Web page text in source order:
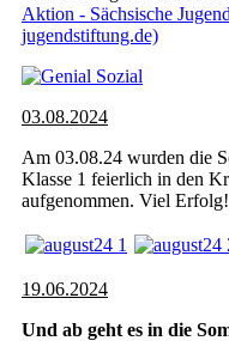
Aktion - Sächsische
jugendstiftung.de)
03.08.2024
Am 03.08.24 wurden die
Klasse 1 feierlich in den
aufgenommen. Viel Erfolg!
19.06.2024
Und ab geht es in die